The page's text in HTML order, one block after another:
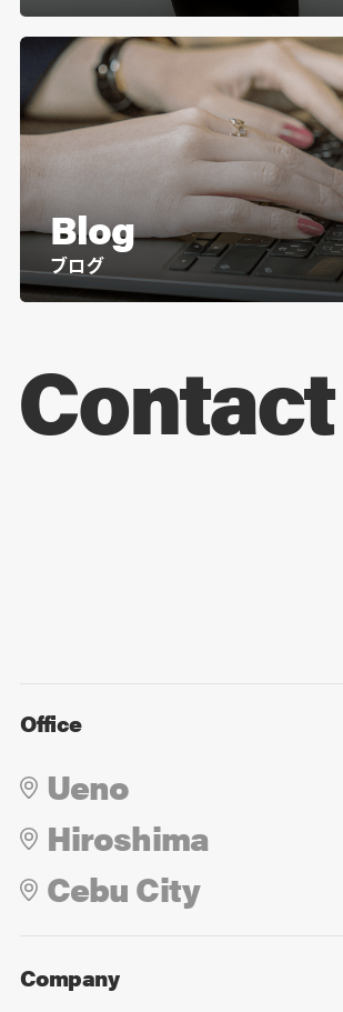
Blog
ブログ
Office
Ueno
Hiroshima
Cebu City
Company